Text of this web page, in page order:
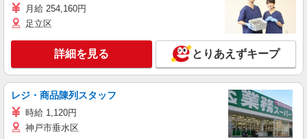
月給 254,160円
足立区
詳細を見る とりあえずキープ
レジ・商品陳列スタッフ
時給 1,120円
神戸市垂水区